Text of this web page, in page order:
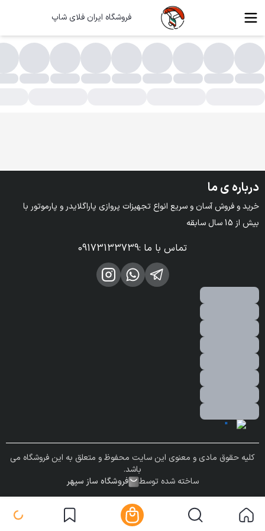
فروشگاه ایران فلای شاپ
درباره ی ما
بیش از 15 سال سابقه
تماس با ما :
09173133739
کلیه حقوق مادی و معنوی این سایت محفوظ و متعلق به این فروشگاه می
باشد.
ساخته شده توسط
فروشگاه ساز سپهر